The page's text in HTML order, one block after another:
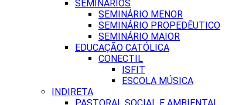
SEMINÁRIOS
SEMINÁRIO MENOR
SEMINÁRIO PROPEDÊUTICO
SEMINÁRIO MAIOR
EDUCAÇÃO CATÓLICA
CONECTIL
ISFIT
ESCOLA MÚSICA
INDIRETA